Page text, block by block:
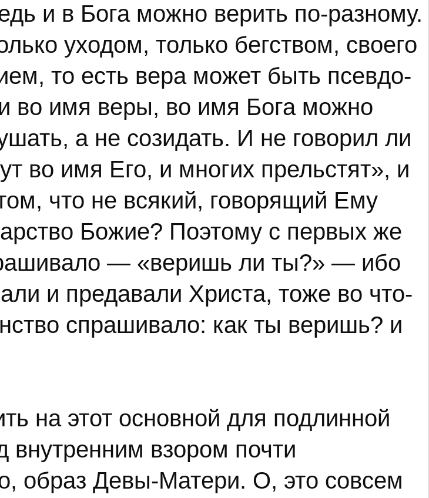
и в Бога можно верить по-разному.
уходом, только бегством, своего
то есть вера может быть псевдо-
во имя веры, во имя Бога можно
а не созидать. И не говорил ли
во имя Его, и многих прельстят», и
что не всякий, говорящий Ему
Божие? Поэтому с первых же
— «веришь ли ты?» — ибо
и предавали Христа, тоже во что-
спрашивало: как ты веришь? и
на этот основной для подлинной
внутренним взором почти
образ Девы-Матери. О, это совсем